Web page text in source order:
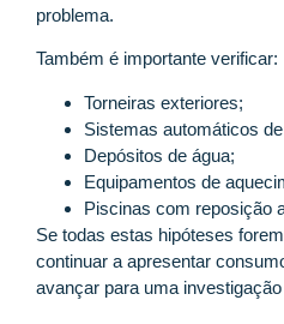
problema.
Também é importante verificar:
Torneiras exteriores;
Sistemas automáticos
Depósitos de água;
Equipamentos de
Piscinas com reposição
Se todas estas hipóteses
continuar a apresentar
avançar para uma